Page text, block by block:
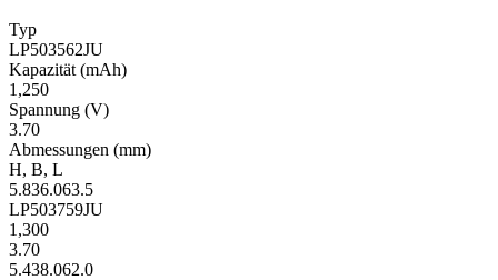
Typ
LP503562JU
Kapa­zität (mAh)
1,250
Span­nung (V)
3.70
Ab­mes­sungen (mm)
H, B, L
5.836.063.5
LP503759JU
1,300
3.70
5.438.062.0